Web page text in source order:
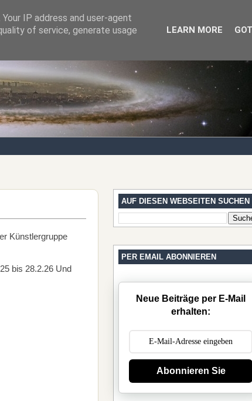
Künstlergruppe
bis 28.2.26 Und
AUF DIESEN WEBSEITEN SUCHEN
PER EMAIL ABONNIEREN
Neue Beiträge per E-Mail
erhalten:
Abonnieren Sie
IP address and user-agent
of service, generate usage
LEARN MORE